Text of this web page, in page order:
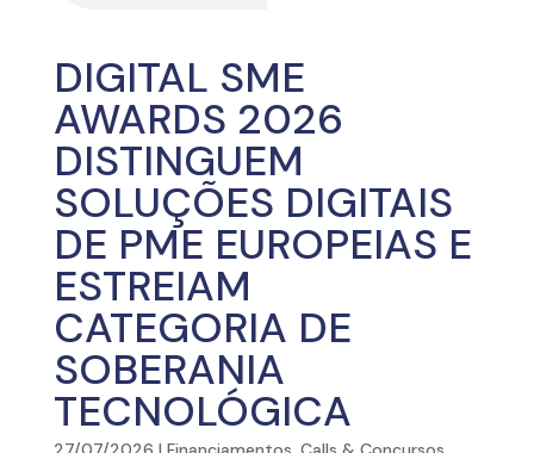
DIGITAL SME
AWARDS 2026
DISTINGUEM
SOLUÇÕES DIGITAIS
DE PME EUROPEIAS E
ESTREIAM
CATEGORIA DE
SOBERANIA
TECNOLÓGICA